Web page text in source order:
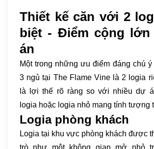
Thiết kế căn với 2
biệt - Điểm cộng
án
Một trong những ưu điểm đáng chú ý
3 ngủ tại The Flame Vine là 2 logia
là lợi thế rõ ràng so với nhiều dự
logia hoặc logia nhỏ mang tính tượng
Logia phòng khách
Logia tại khu vực phòng khách được
trò như một không gian mở nhỏ